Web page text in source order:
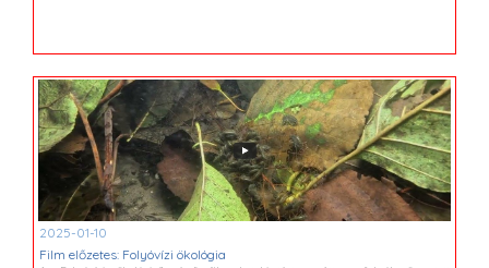
2025-01-10
Film előzetes: Folyóvízi ökológia